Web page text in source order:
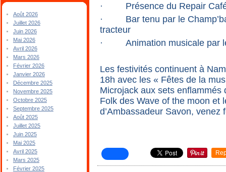
Août 2026
Juillet 2026
Juin 2026
Mai 2026
Avril 2026
Mars 2026
Février 2026
Janvier 2026
Décembre 2025
Novembre 2025
Octobre 2025
Septembre 2025
Août 2025
Juillet 2025
Juin 2025
Mai 2025
Avril 2025
Mars 2025
Février 2025
·
Présence du Repair
·
Bar tenu par le
tracteur
·
Animation musicale par
Les festivités continuent à
18h avec les « Fêtes de la
Microjack aux sets enflammés
Folk des Wave of the moon et
d’Ambassadeur Savon,